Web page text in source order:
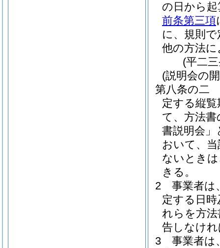
の日から
前条第三項
に、規則
他の方法
(平二
(説明会の
第八条の二
定する縦
て、方法
書説明会」
おいて、
ないとき
きる。
2
事業者は
定する日
れらを方
告しなけ
3
事業者は